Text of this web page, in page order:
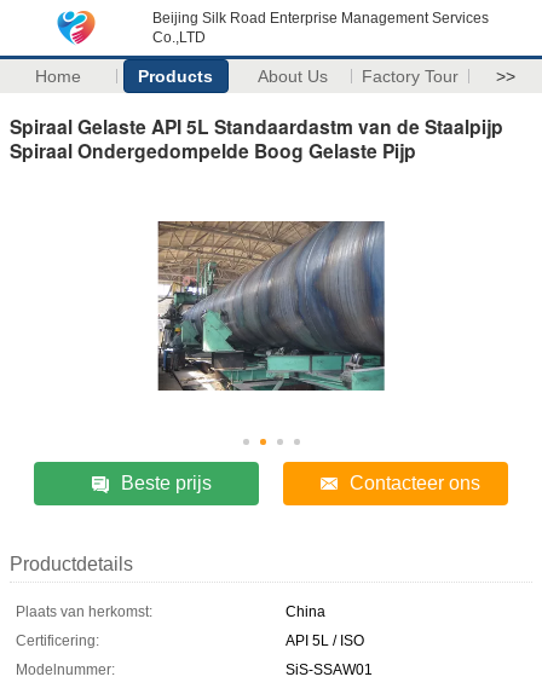
Beijing Silk Road Enterprise Management Services
Co.,LTD
Home Products About Us Factory Tour >>
Spiraal Gelaste API 5L Standaardastm van de Staalpijp
Spiraal Ondergedompelde Boog Gelaste Pijp
Beste prijs Contacteer ons
Productdetails
Plaats van herkomst:
China
Certificering:
API 5L / ISO
Modelnummer:
SiS-SSAW01